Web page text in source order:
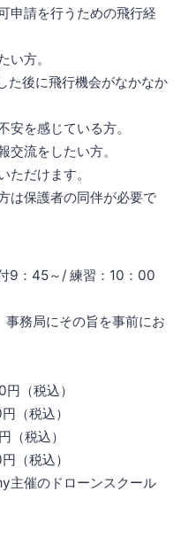
申請を行うための飛行経
い方。
た後に飛行機会がなかなか
安を感じている方。
交流をしたい方。
ただけます。
は保護者の同伴が必要で
9：45～/ 練習：10：00
務局にその旨を事前にお
（税込）
（税込）
税込）
（税込）
催のドローンスクール